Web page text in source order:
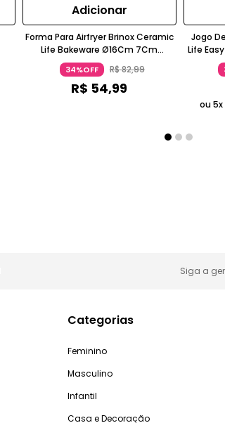
Adicionar
Forma Para Airfryer Brinox Ceramic
Life Bakeware Ø16Cm 7Cm
Alumínio Vanilla
34%OFF R$82,99
R$ 54,99
Jogo
Life
ou 5x
Siga a
Categorias
Feminino
Masculino
Infantil
Casa e Decoração